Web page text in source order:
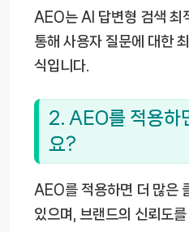
AEO는 AI 답변형 검색 최
통해 사용자 질문에 대한
식입니다.
2. AEO를 적용하
요?
AEO를 적용하면 더 많은
있으며, 브랜드의 신뢰도